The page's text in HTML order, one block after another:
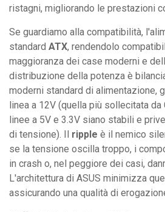
ristagni, migliorando le prestazioni
Se guardiamo alla compatibilità,
standard ATX, rendendolo
maggioranza dei case moderni e
distribuzione della potenza è
moderni standard di alimentazione,
linea a 12V (quella più sollecitata da
linee a 5V e 3.3V siano stabili e
di tensione). Il ripple è il nemico
se la tensione oscilla troppo, i
in crash o, nel peggiore dei casi,
L'architettura di ASUS minimizza
assicurando una qualità di